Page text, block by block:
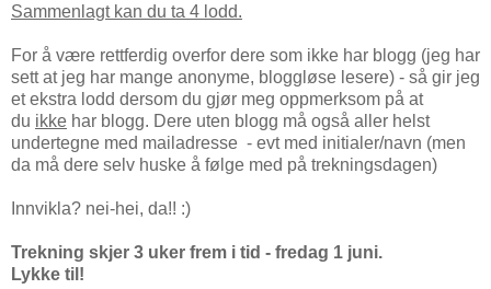
Sammenlagt kan du ta 4 lodd.
For å være rettferdig overfor dere som ikke har blogg (jeg har
sett at jeg har mange anonyme, bloggløse lesere) - så gir jeg
et ekstra lodd dersom du gjør meg oppmerksom på at
du ikke har blogg. Dere uten blogg må også aller helst
undertegne med mailadresse - evt med initialer/navn (men
da må dere selv huske å følge med på trekningsdagen)
Innvikla? nei-hei, da!! :)
Trekning skjer 3 uker frem i tid - fredag 1 juni.
Lykke til!